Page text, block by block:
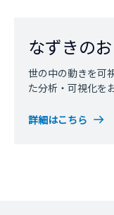
なずきの
世の中の動きを可
た分析・可視化を
詳細はこちら